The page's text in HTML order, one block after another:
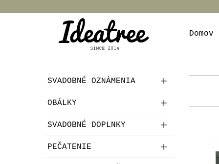
Domov
SVADOBNÉ OZNÁMENIA
OBÁLKY
SVADOBNÉ DOPLNKY
PEČATENIE